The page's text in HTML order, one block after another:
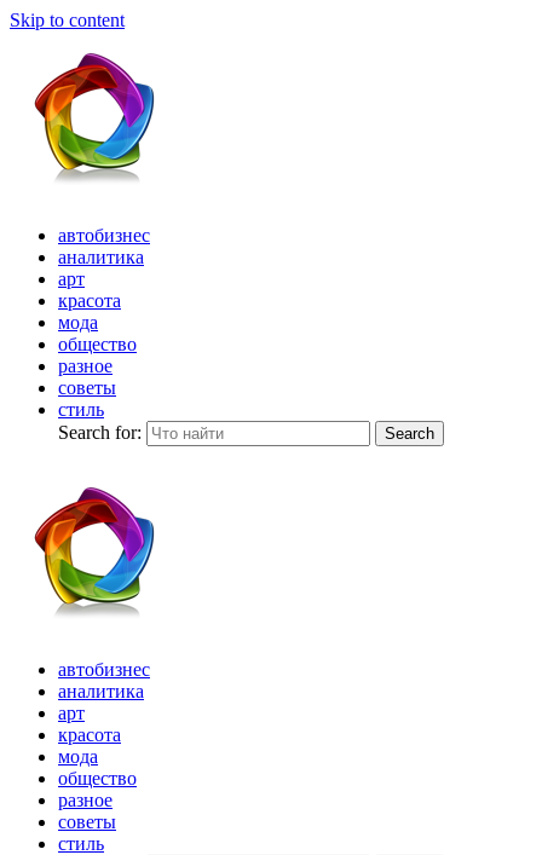
Skip to content
автобизнес
аналитика
арт
красота
мода
общество
разное
советы
стиль
Search for:
Search
автобизнес
аналитика
арт
красота
мода
общество
разное
советы
стиль